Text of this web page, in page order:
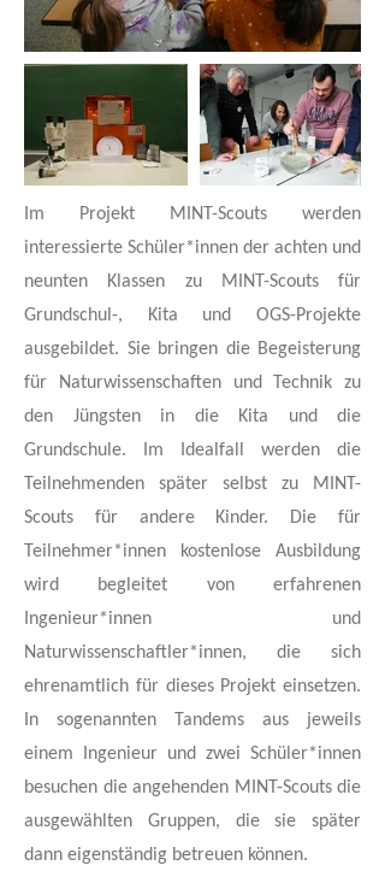
Im Projekt MINT-Scouts werden
interessierte Schüler*innen der achten und
neunten Klassen zu MINT-Scouts für
Grundschul-, Kita und OGS-Projekte
ausgebildet. Sie bringen die Begeisterung
für Naturwissenschaften und Technik zu
den Jüngsten in die Kita und die
Grundschule. Im Idealfall werden die
Teilnehmenden später selbst zu MINT-
Scouts für andere Kinder. Die für
Teilnehmer*innen kostenlose Ausbildung
wird begleitet von erfahrenen
Ingenieur*innen und
Naturwissenschaftler*innen, die sich
ehrenamtlich für dieses Projekt einsetzen.
In sogenannten Tandems aus jeweils
einem Ingenieur und zwei Schüler*innen
besuchen die angehenden MINT-Scouts die
ausgewählten Gruppen, die sie später
dann eigenständig betreuen können.